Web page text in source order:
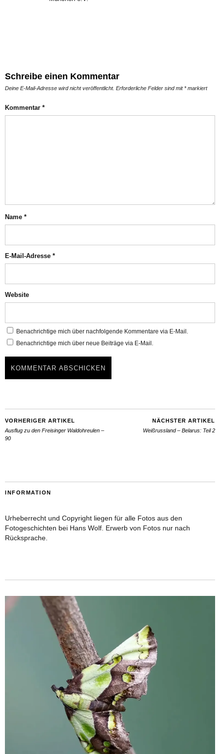
Schreibe einen Kommentar
Deine E-Mail-Adresse wird nicht veröffentlicht. Erforderliche Felder sind mit*markiert
Kommentar *
Name *
E-Mail-Adresse *
Website
Benachrichtige mich über nachfolgende Kommentare via E-Mail.
Benachrichtige mich über neue Beiträge via E-Mail.
VORHERIGER ARTIKEL
Ausflug zu den Freisinger Waldohreulen –
90
NÄCHSTER ARTIKEL
Weißrussland – Belarus: Teil 2
INFORMATION
Urheberrecht und Copyright liegen für alle Fotos aus den
Fotogeschichten bei Hans Wolf. Erwerb von Fotos nur nach
Rücksprache.